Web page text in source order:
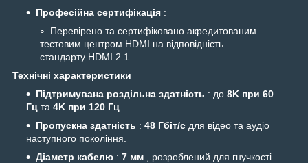
Професійна сертифікація :
Перевірено та сертифіковано акредитованим
тестовим центром HDMI на відповідність
стандарту HDMI 2.1.
Технічні характеристики
Підтримувана роздільна здатність : до 8K при 60
Гц та 4K при 120 Гц
Пропускна здатність : 48 Гбіт/с для відео та аудіо
наступного покоління.
Діаметр кабелю : 7 мм , розроблений для гнучкості